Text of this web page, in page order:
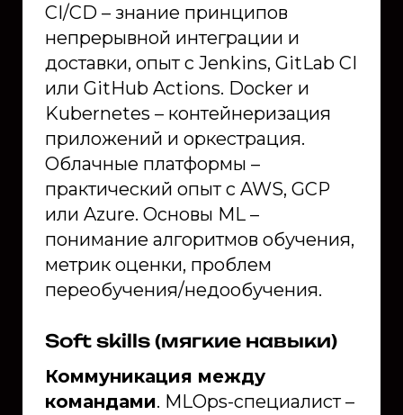
CI/CD – знание принципов
непрерывной интеграции и
доставки, опыт с Jenkins, GitLab CI
или GitHub Actions. Docker и
Kubernetes – контейнеризация
приложений и оркестрация.
Облачные платформы –
практический опыт с AWS, GCP
или Azure. Основы ML –
понимание алгоритмов обучения,
метрик оценки, проблем
переобучения/недообучения.
Soft skills (мягкие навыки)
Коммуникация между
командами. MLOps-специалист –